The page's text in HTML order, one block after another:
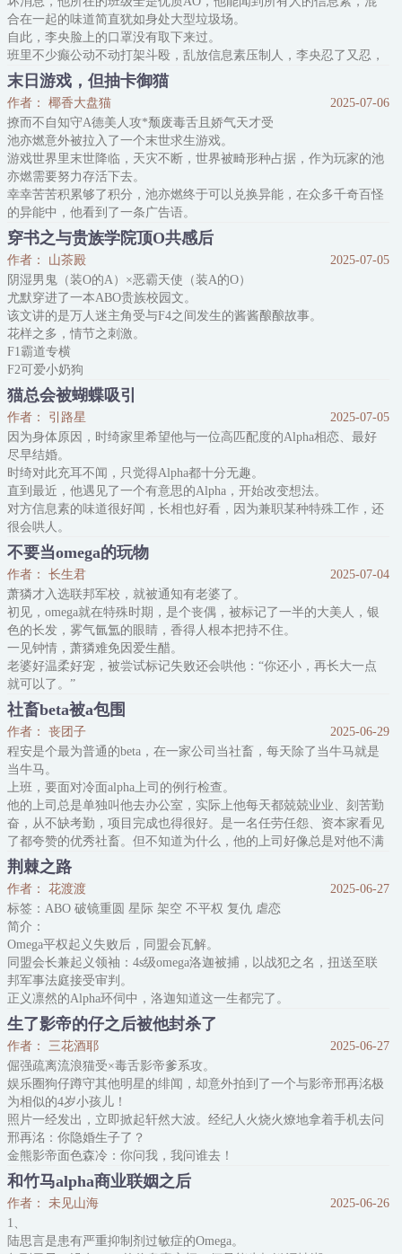
3、我流abo，架空背景。
标签： 双A、强强、美攻强受、狗血、ABO、HE
合在一起的味道简直犹如身处大型垃圾场。
自此，李央脸上的口罩没有取下来过。
班里不少癫公动不动打架斗殴，乱放信息素压制人，李央忍了又忍，
终于在某个优质A释放信息时，张嘴吐了一地。
其他人被强大的信息素影响到瑟瑟发抖，只有他被恶心到狂吐半小
时，成功吸引了这位优质A的注意。
李央上厕所他跟着，吃饭他跟着，睡觉他跟着，
末日游戏，但抽卡御猫
作者： 椰香大盘猫
2025-07-06
撩而不自知守A德美人攻*颓废毒舌且娇气天才受
池亦燃意外被拉入了一个末世求生游戏。
游戏世界里末世降临，天灾不断，世界被畸形种占据，作为玩家的池
亦燃需要努力存活下去。
幸幸苦苦积累够了积分，池亦燃终于可以兑换异能，在众多千奇百怪
的异能中，他看到了一条广告语。
【开局抽抽卡，sss级洪荒猛兽护卫左右，左牵黄，右擎苍，登顶废土
御兽之王，只需199积分，抽卡系统直接带回家~】
抽卡系统？废土御兽之王？sss级洪荒猛兽？
池亦燃：买！
从小非到大的池亦燃跃跃欲试，来了三抽。
【恭喜你获得Z级卡牌，
穿书之与贵族学院顶O共感后
作者： 山茶殿
2025-07-05
阴湿男鬼（装O的A）×恶霸天使（装A的O）
尤默穿进了一本ABO贵族校园文。
该文讲的是万人迷主角受与F4之间发生的酱酱酿酿故事。
花样之多，情节之刺激。
F1霸道专横
F2可爱小奶狗
F3温柔似水
而他，是F4的私生子弟弟，打着F4的旗号在学校里耀武扬威，甚至还
逼迫主角受和自己交往，最后被主角攻受搞死的恶毒反派。
穿来那天，正是原主将主角受压在卫生间逼迫的剧情点，尤默吓得转
身就跑了，并且给对方发消息说：“我们分手吧。”
摆脱了剧情的尤默决定安静吃瓜，毕竟他还没吃过这么精彩的瓜。
当主
猫总会被蝴蝶吸引
作者： 引路星
2025-07-05
因为身体原因，时绮家里希望他与一位高匹配度的Alpha相恋、最好
尽早结婚。
时绮对此充耳不闻，只觉得Alpha都十分无趣。
直到最近，他遇见了一个有意思的Alpha，开始改变想法。
对方信息素的味道很好闻，长相也好看，因为兼职某种特殊工作，还
很会哄人。
为了应付家里的催促、也为了一点私心，时绮决定跟Alpha商量一
下，让他和自己假扮情侣。
-
商随遇见了小时候有过一面之缘的Omega。
时绮曾经趴在他的窗沿下，说长大了要跟他结婚，转头就不见人影，
顺便把他忘了个精光。
再次重逢，时绮似乎将他
不要当omega的玩物
作者： 长生君
2025-07-04
萧獜才入选联邦军校，就被通知有老婆了。
初见，omega就在特殊时期，是个丧偶，被标记了一半的大美人，银
色的长发，雾气氤氲的眼睛，香得人根本把持不住。
一见钟情，萧獜难免因爱生醋。
老婆好温柔好宠，被尝试标记失败还会哄他：“你还小，再长大一点
就可以了。”
萧獜就好嫉妒，他前任那么厉害，留下的不完整标记都洗不掉，那在
他心里的印记呢？
……
秦胜雪执行任务时，扭断了试图强行标记他的alpha的脖子，长期使用
抑制剂的后遗症出现，不适感强烈，很烦躁，觉得切掉算了。
联邦立刻给omega选妃，这个很帅
社畜beta被a包围
作者： 丧团子
2025-06-29
程安是个最为普通的beta，在一家公司当社畜，每天除了当牛马就是
当牛马。
上班，要面对冷面alpha上司的例行检查。
他的上司总是单独叫他去办公室，实际上他每天都兢兢业业、刻苦勤
奋，从不缺考勤，项目完成也得很好。是一名任劳任怨、资本家看见
了都夸赞的优秀社畜。但不知道为什么，他的上司好像总是对他不满
一样，总是要单独把他叫到办公室。
下班，要面对帅气alpha兼职生的热情款待。
身为社畜，每天提神醒脑的咖啡不可或缺。程安每天要去咖啡店买一
杯咖啡。店员看起来是个青春帅气的男大学生，每天笑脸盈盈地看着
他，
荆棘之路
作者： 花渡渡
2025-06-27
标签：ABO 破镜重圆 星际 架空 不平权 复仇 虐恋
简介：
Omega平权起义失败后，同盟会瓦解。
同盟会长兼起义领袖：4s级omega洛迦被捕，以战犯之名，扭送至联
邦军事法庭接受审判。
正义凛然的Alpha环伺中，洛迦知道这一生都完了。
法庭罗列他十条罪名，最终判他入联邦特别监狱，终生监禁。
联邦特别监狱，对Omaga来说，是个有去无回的地狱。
但有人，将他从地狱边缘拉了回来。
暴力镇压平权起义的大功臣：4s级Alpha，联邦军部上将陆庭深。
他在审判席上，漫不经心地看着负隅顽抗请
生了影帝的仔之后被他封杀了
作者： 三花酒耶
2025-06-27
倔强疏离流浪猫受×毒舌影帝爹系攻。
娱乐圈狗仔蹲守其他明星的绯闻，却意外拍到了一个与影帝邢再洺极
为相似的4岁小孩儿！
照片一经发出，立即掀起轩然大波。经纪人火烧火燎地拿着手机去问
邢再洺：你隐婚生子了？
金熊影帝面色森冷：你问我，我问谁去！
很快，孩子的另一个爸爸被网友扒了出来：国内十八线小演员靳若
飞，beta。长得有几分桀骜帅气，动作替身出身，多在警匪片、动作
片中摸爬滚打。
看着他那双讷言而克制的眼眸，邢再洺倒是想了起来：几年前他们在
同一剧组，自己曾帮他解围，这个小替身似乎非常崇拜他。
和竹马alpha商业联姻之后
作者： 未见山海
2025-06-26
1、
陆思言是患有严重抑制剂过敏症的Omega。